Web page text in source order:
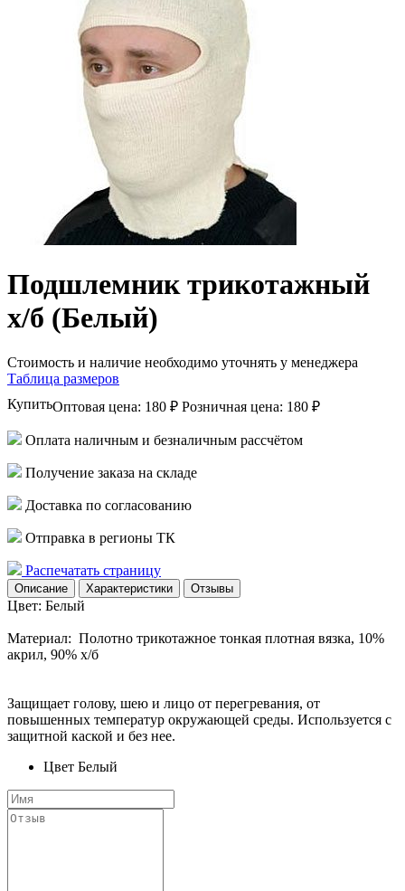
Подшлемник трикотажный
х/б (Белый)
Стоимость и наличие необходимо уточнять у менеджера
Таблица размеров
Оптовая цена: 180 ₽ Розничная цена: 180 ₽
Купить
Оплата наличным и безналичным рассчётом
Получение заказа на складе
Доставка по согласованию
Отправка в регионы ТК
Распечатать страницу
Описание Характеристики Отзывы
Цвет: Белый
Материал: Полотно трикотажное тонкая плотная вязка, 10%
акрил, 90% х/б
Защищает голову, шею и лицо от перегревания, от
повышенных температур окружающей среды. Используется с
защитной каской и без нее.
Цвет Белый